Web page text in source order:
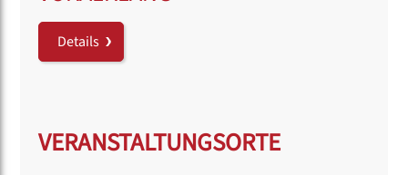
Details
VERANSTALTUNGSORTE